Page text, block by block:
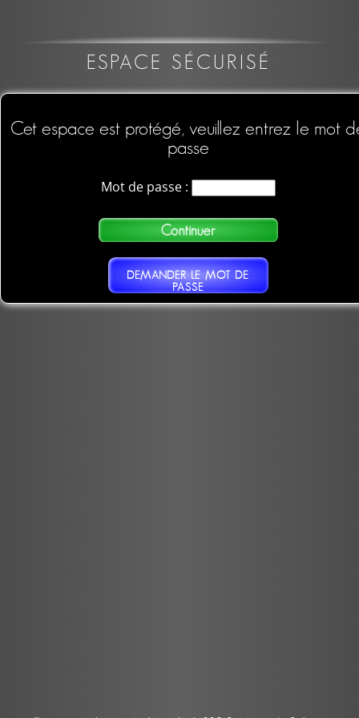
ESPACE SÉCURISÉ
Cet espace est protégé, veuillez entrez le mot
passe
Mot de passe :
DEMANDER LE MOT DE
PASSE